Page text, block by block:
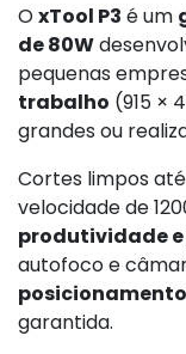
OxTool P3 é um
de 80W
pequenas
trabalho (915 ×
grandes ou
Cortes limpos
velocidade de
produtividade
autofoco e
garantida.